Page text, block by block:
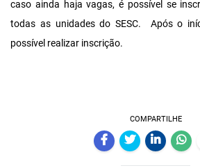
caso ainda haja vagas, é possível se
todas as unidades do SESC. Após o
possível realizar inscrição.
COMPARTILHE